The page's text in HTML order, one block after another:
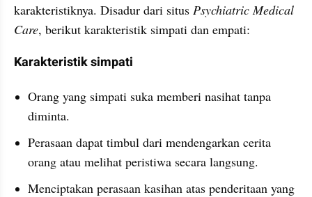
karakteristiknya. Disadur dari situs Psychiatric Medical
Care, berikut karakteristik simpati dan empati:
Karakteristik simpati
Orang yang simpati suka memberi nasihat tanpa
diminta.
Perasaan dapat timbul dari mendengarkan cerita
orang atau melihat peristiwa secara langsung.
Menciptakan perasaan kasihan atas penderitaan yang